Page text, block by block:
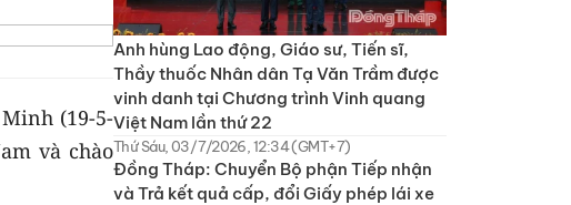
(19-5-
và chào
Anh hùng Lao động, Giáo sư, Tiến sĩ,
Thầy thuốc Nhân dân Tạ Văn Trầm được
vinh danh tại Chương trình Vinh quang
Việt Nam lần thứ 22
Thứ Sáu, 03/7/2026, 12:34 (GMT+7)
Đồng Tháp: Chuyển Bộ phận Tiếp nhận
và Trả kết quả cấp, đổi Giấy phép lái xe